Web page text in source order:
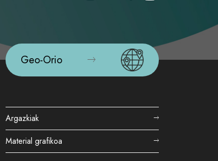
Geo-Orio
Argazkiak
Material grafikoa